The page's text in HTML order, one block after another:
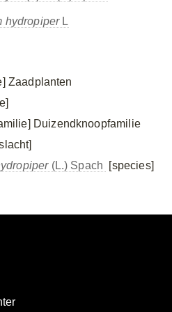
hydropiperL
Zaadplanten
Duizendknoopfamilie
(L.) Spach
[species]